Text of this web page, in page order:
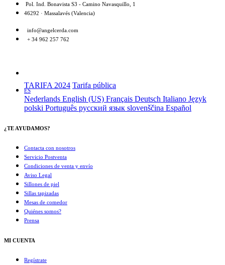
Pol. Ind. Bonavista S3 - Camino Navasquillo, 1
46292 · Massalavés (Valencia)
info@angelcerda.com
+ 34 962 257 762
TARIFA 2024 Tarifa pública
ES
Nederlands English (US) Français Deutsch Italiano Język
polski Português русский язык slovenščina Español
¿TE AYUDAMOS?
Contacta con nosotros
Servicio Postventa
Condiciones de venta y envío
Aviso Legal
Sillones de piel
Sillas tapizadas
Mesas de comedor
Quiénes somos?
Prensa
MI CUENTA
Regístrate